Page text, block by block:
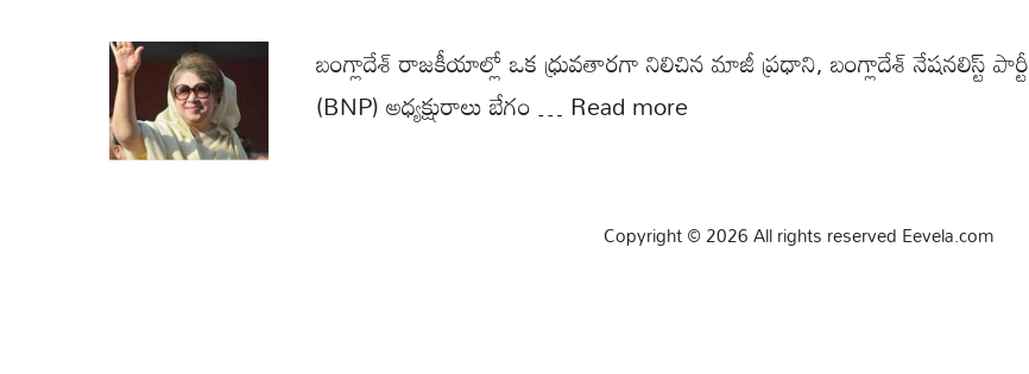
బంగ్లాదేశ్ రాజకీయాల్లో ఒక ధ్రువతారగా నిలిచిన మాజీ ప్రధాని, బంగ్లాదేశ్ నేషనలిస్ట్ పార్టీ
(BNP) అధ్యక్షురాలు బేగం … Read more
Copyright © 2026 All rights reserved Eevela.com